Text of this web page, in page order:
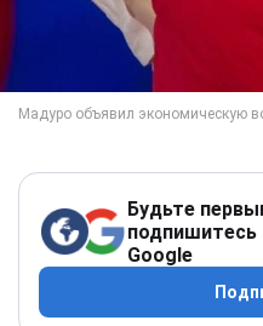
Будьте
подпишитесь
Google